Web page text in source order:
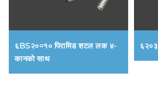
६BS२०=१० पिरामिड शटल लक ४-
कानको साथ